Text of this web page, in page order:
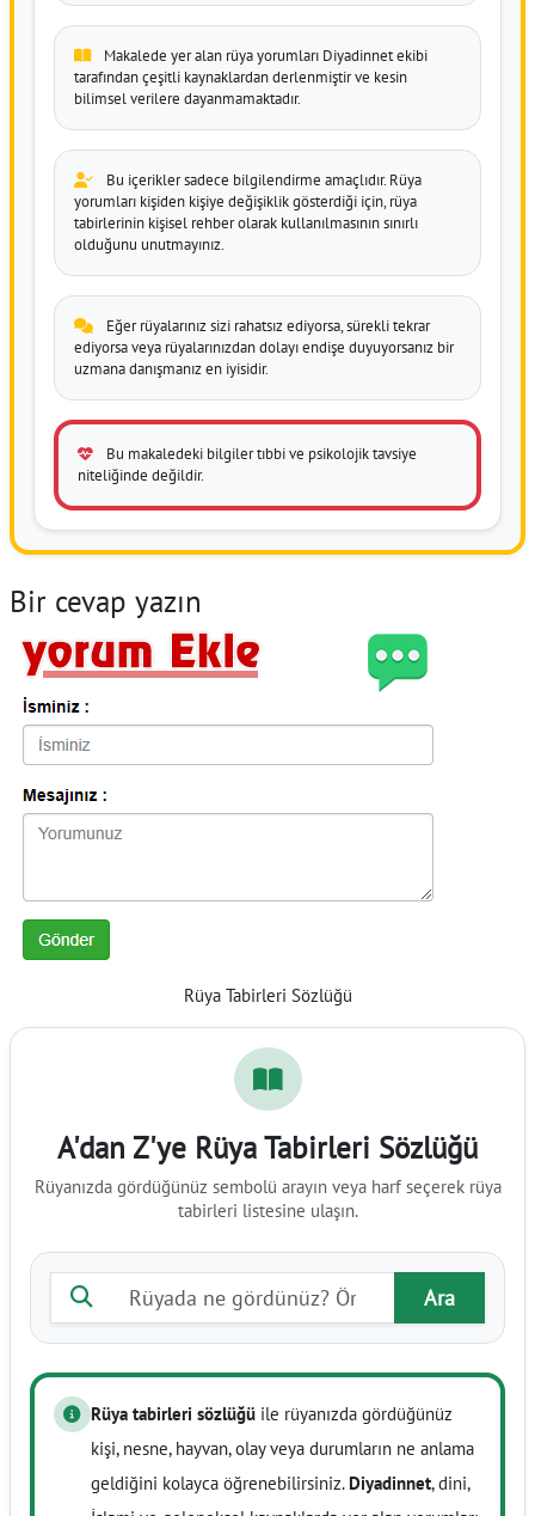
Makalede yer alan rüya yorumları Diyadinnet ekibi
tarafından çeşitli kaynaklardan derlenmiştir ve kesin
bilimsel verilere dayanmamaktadır.
Bu içerikler sadece bilgilendirme amaçlıdır. Rüya
yorumları kişiden kişiye değişiklik gösterdiği için, rüya
tabirlerinin kişisel rehber olarak kullanılmasının sınırlı
olduğunu unutmayınız.
Eğer rüyalarınız sizi rahatsız ediyorsa, sürekli tekrar
ediyorsa veya rüyalarınızdan dolayı endişe duyuyorsanız bir
uzmana danışmanız en iyisidir.
Bu makaledeki bilgiler tıbbi ve psikolojik tavsiye
niteliğinde değildir.
Bir cevap yazın
Rüya Tabirleri Sözlüğü
A'dan Z'ye Rüya Tabirleri Sözlüğü
Rüyanızda gördüğünüz sembolü arayın veya harf seçerek rüya
tabirleri listesine ulaşın.
Rüya tabiri ara
Ara
Rüya tabirleri sözlüğü ile rüyanızda gördüğünüz
kişi, nesne, hayvan, olay veya durumların ne anlama
geldiğini kolayca öğrenebilirsiniz. Diyadinnet, dini,